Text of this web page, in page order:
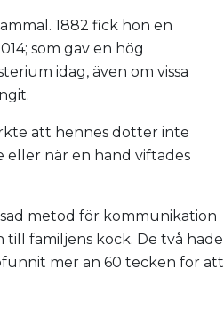
1882 fick hon en
som gav en hög
idag, även om vissa
att hennes dotter inte
eller när en hand viftades
metod för kommunikation
familjens kock. De två hade
mer än 60 tecken för att